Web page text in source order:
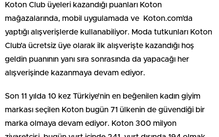
Koton Club üyeleri kazandığı puanları Koton
mağazalarında, mobil uygulamada ve Koton.com’da
yaptığı alışverişlerde kullanabiliyor. Moda tutkunları Koton
Club’a ücretsiz üye olarak ilk alışverişte kazandığı hoş
geldin puanının yanı sıra sonrasında da yapacağı her
alışverişinde kazanmaya devam ediyor.
Son 11 yılda 10 kez Türkiye’nin en beğenilen kadın giyim
markası seçilen Koton bugün 71 ülkenin de güvendiği bir
marka olmaya devam ediyor. Koton 300 milyon